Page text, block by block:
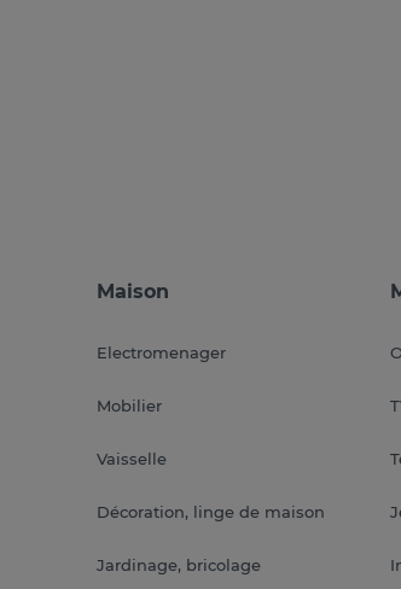
Maison
Electromenager
Mobilier
Vaisselle
Décoration, linge de maison
Jardinage, bricolage